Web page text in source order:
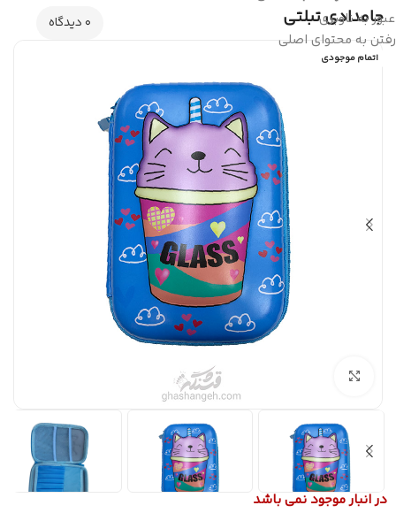
عبور به ناوبری
رفتن به محتوای اصلی
جامدادی تبلتی 0 دیدگاه
اتمام موجودی
در انبار موجود نمی باشد